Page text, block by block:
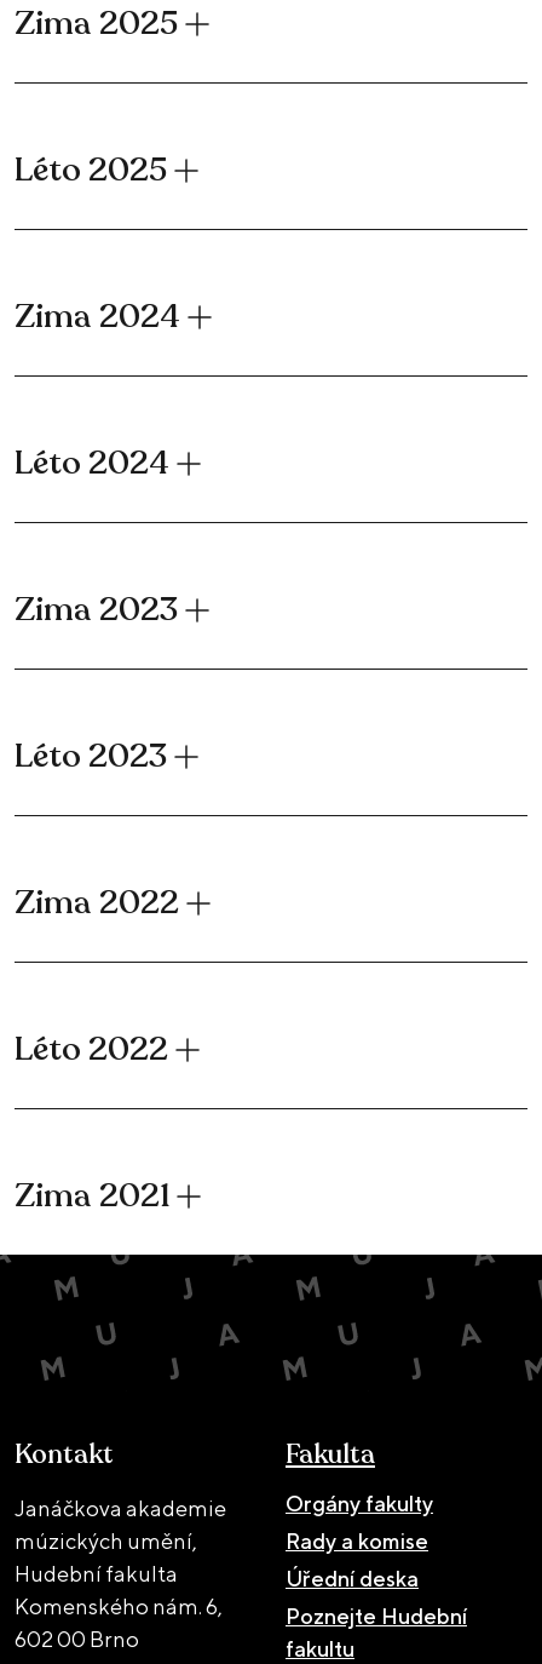
Zima 2025
Léto 2025
Zima 2024
Léto 2024
Zima 2023
Léto 2023
Zima 2022
Léto 2022
Zima 2021
Kontakt
Janáčkova akademie
múzických umění,
Hudební fakulta
Komenského nám. 6,
602 00 Brno
Fakulta
Orgány fakulty
Rady a komise
Úřední deska
Poznejte Hudební
fakultu